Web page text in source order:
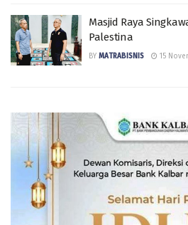
Masjid Raya
Palestina
BY MATRABISNIS 15